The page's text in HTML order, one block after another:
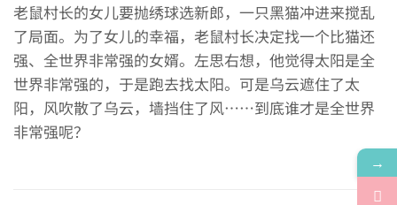
老鼠村长的女儿要抛绣球选新郎，一只黑猫冲进来搅乱
了局面。为了女儿的幸福，老鼠村长决定找一个比猫还
强、全世界非常强的女婿。左思右想，他觉得太阳是全
世界非常强的，于是跑去找太阳。可是乌云遮住了太
阳，风吹散了乌云，墙挡住了风……到底谁才是全世界
非常强呢？
→